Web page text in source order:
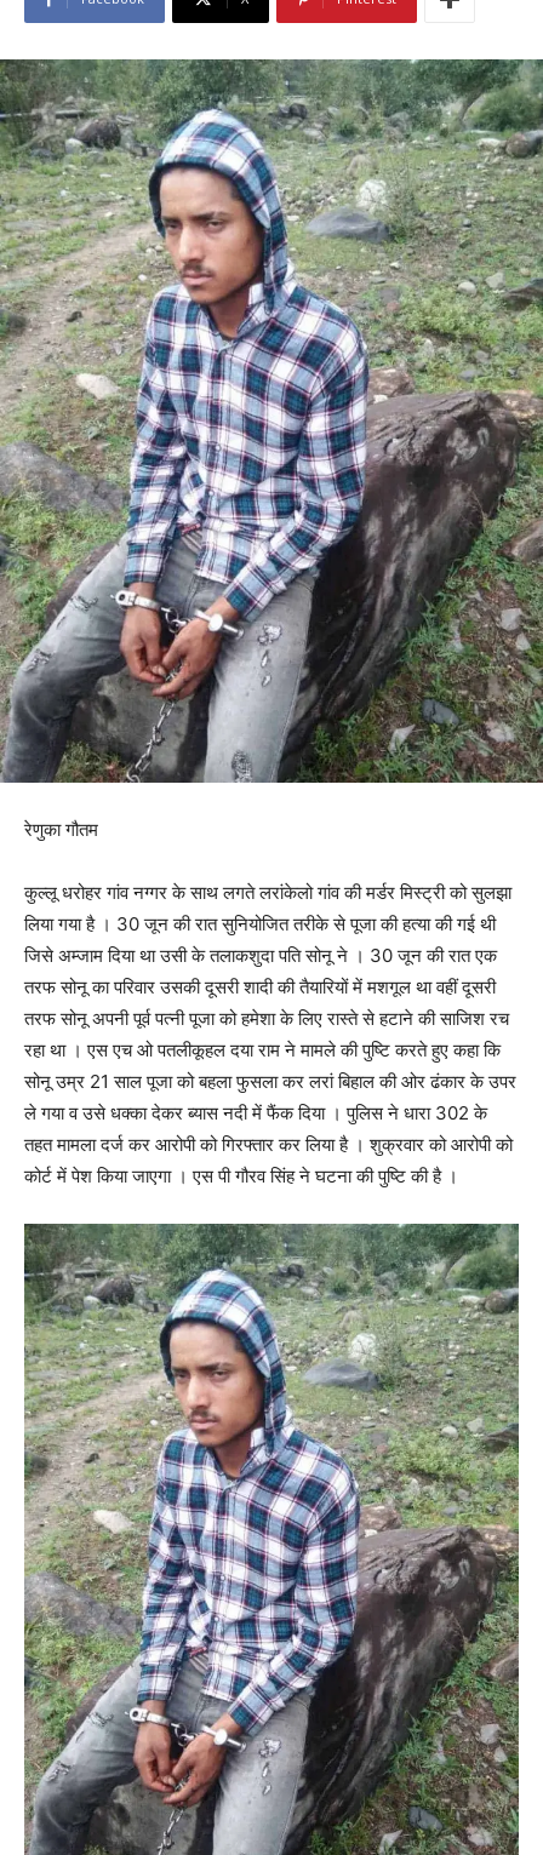
रेणुका गौतम
कुल्लू धरोहर गांव नग्गर के साथ लगते लरांकेलो गांव की मर्डर मिस्ट्री को सुलझा
लिया गया है । 30 जून की रात सुनियोजित तरीके से पूजा की हत्या की गई थी
जिसे अम्जाम दिया था उसी के तलाकशुदा पति सोनू ने । 30 जून की रात एक
तरफ सोनू का परिवार उसकी दूसरी शादी की तैयारियों में मशगूल था वहीं दूसरी
तरफ सोनू अपनी पूर्व पत्नी पूजा को हमेशा के लिए रास्ते से हटाने की साजिश रच
रहा था । एस एच ओ पतलीकूहल दया राम ने मामले की पुष्टि करते हुए कहा कि
सोनू उम्र 21 साल पूजा को बहला फुसला कर लरां बिहाल की ओर ढंकार के उपर
ले गया व उसे धक्का देकर ब्यास नदी में फैंक दिया । पुलिस ने धारा 302 के
तहत मामला दर्ज कर आरोपी को गिरफ्तार कर लिया है । शुक्रवार को आरोपी को
कोर्ट में पेश किया जाएगा । एस पी गौरव सिंह ने घटना की पुष्टि की है ।